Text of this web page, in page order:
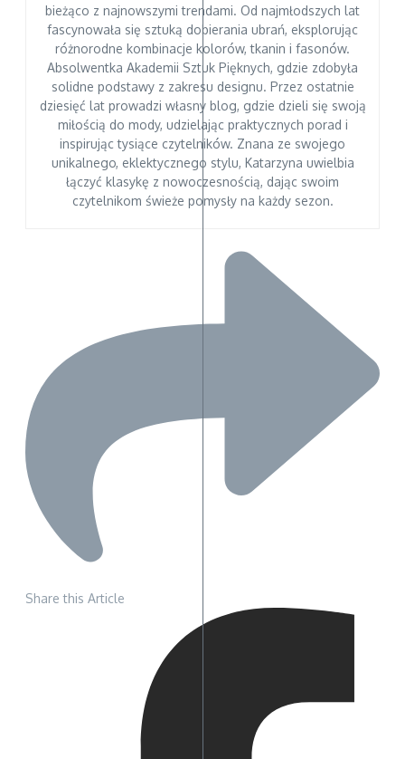
bieżąco z najnowszymi trendami. Od najmłodszych lat
fascynowała się sztuką dobierania ubrań, eksplorując
różnorodne kombinacje kolorów, tkanin i fasonów.
Absolwentka Akademii Sztuk Pięknych, gdzie zdobyła
solidne podstawy z zakresu designu. Przez ostatnie
dziesięć lat prowadzi własny blog, gdzie dzieli się swoją
miłością do mody, udzielając praktycznych porad i
inspirując tysiące czytelników. Znana ze swojego
unikalnego, eklektycznego stylu, Katarzyna uwielbia
łączyć klasykę z nowoczesnością, dając swoim
czytelnikom świeże pomysły na każdy sezon.
Share this Article